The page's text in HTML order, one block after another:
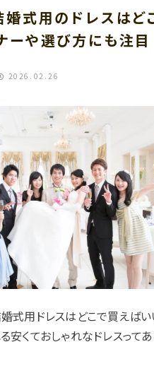
式用のドレスはど
ーや選び方にも注目
2026.02.26
式用ドレスはどこで買えばい
安くておしゃれなドレスってあ